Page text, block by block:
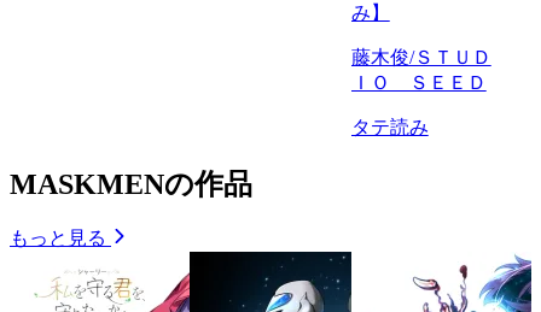
み】
藤木俊/ＳＴＵＤ
ＩＯ ＳＥＥＤ
タテ読み
MASKMENの作品
もっと見る